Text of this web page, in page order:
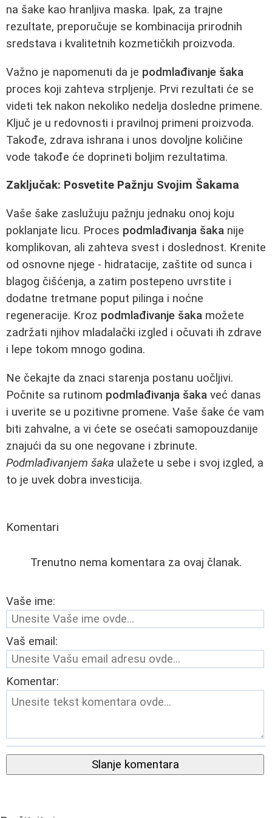
na šake kao hranljiva maska. Ipak, za trajne
rezultate, preporučuje se kombinacija prirodnih
sredstava i kvalitetnih kozmetičkih proizvoda.
Važno je napomenuti da je podmlađivanje šaka
proces koji zahteva strpljenje. Prvi rezultati će se
videti tek nakon nekoliko nedelja dosledne primene.
Ključ je u redovnosti i pravilnoj primeni proizvoda.
Takođe, zdrava ishrana i unos dovoljne količine
vode takođe će doprineti boljim rezultatima.
Zaključak: Posvetite Pažnju Svojim Šakama
Vaše šake zaslužuju pažnju jednaku onoj koju
poklanjate licu. Proces podmlađivanja šaka nije
komplikovan, ali zahteva svest i doslednost. Krenite
od osnovne njege - hidratacije, zaštite od sunca i
blagog čišćenja, a zatim postepeno uvrstite i
dodatne tretmane poput pilinga i noćne
regeneracije. Kroz podmlađivanje šaka možete
zadržati njihov mladalački izgled i očuvati ih zdrave
i lepe tokom mnogo godina.
Ne čekajte da znaci starenja postanu uočljivi.
Počnite sa rutinom podmlađivanja šaka već danas
i uverite se u pozitivne promene. Vaše šake će vam
biti zahvalne, a vi ćete se osećati samopouzdanije
znajući da su one negovane i zbrinute.
Podmlađivanjem šaka ulažete u sebe i svoj izgled, a
to je uvek dobra investicija.
Komentari
Trenutno nema komentara za ovaj članak.
Vaše ime:
Vaš email:
Komentar:
Slanje komentara